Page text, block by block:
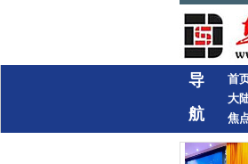
导
航
首
大
焦